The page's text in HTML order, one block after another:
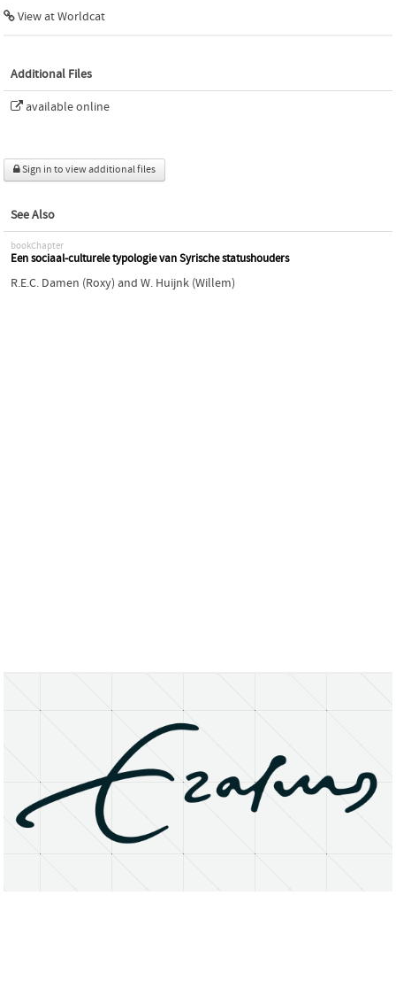
View at Worldcat
Additional Files
available online
Sign in to view additional files
See Also
bookChapter
Een sociaal-culturele typologie van Syrische statushouders
R.E.C. Damen (Roxy) and W. Huijnk (Willem)